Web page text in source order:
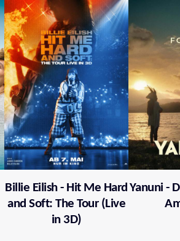
Billie Eilish - Hit Me Hard
and Soft: The Tour (Live
in 3D)
Yanuni -